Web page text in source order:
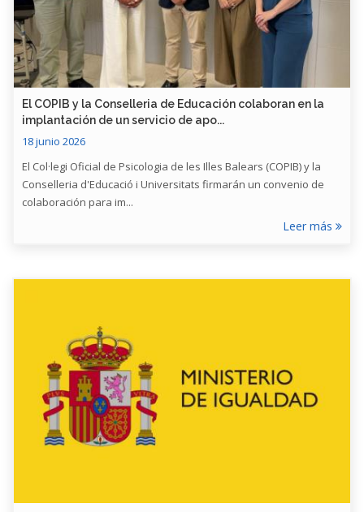
​El COPIB y la Conselleria de Educación colaboran en la
implantación de un servicio de apo...
18 junio 2026
El Col·legi Oficial de Psicologia de les Illes Balears (COPIB) y la
Conselleria d'Educació i Universitats firmarán un convenio de
colaboración para im...
Leer más